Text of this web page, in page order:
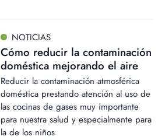
NOTICIAS
Cómo reducir la contaminación
doméstica mejorando el aire
Reducir la contaminación atmosférica
doméstica prestando atención al uso de
las cocinas de gases muy importante
para nuestra salud y especialmente para
la de los niños